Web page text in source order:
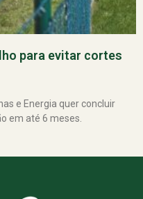
para evitar cortes
e Energia quer concluir
em até 6 meses.